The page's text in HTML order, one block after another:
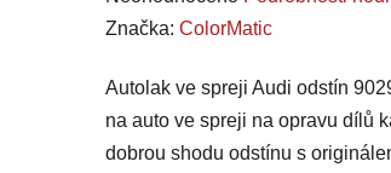
hodnocení
je
0,0
z
Značka: ColorMatic
Autolak ve spreji Audi odstín
na auto ve spreji na opravu dílů
dobrou shodu odstínu s